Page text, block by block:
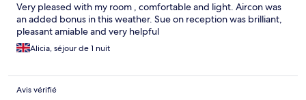
Very pleased with my room , comfortable and light. Aircon was
an added bonus in this weather. Sue on reception was brilliant,
pleasant amiable and very helpful
Alicia, séjour de 1 nuit
Avis vérifié